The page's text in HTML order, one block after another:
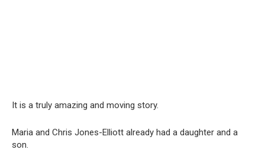
It is a truly amazing and moving story.
Maria and Chris Jones-Elliott already had a daughter and a
son.